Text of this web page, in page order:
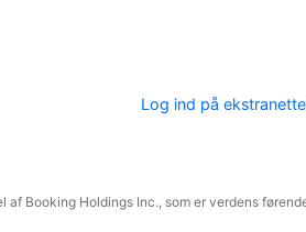
Log ind på
af Booking Holdings Inc., som er verdens